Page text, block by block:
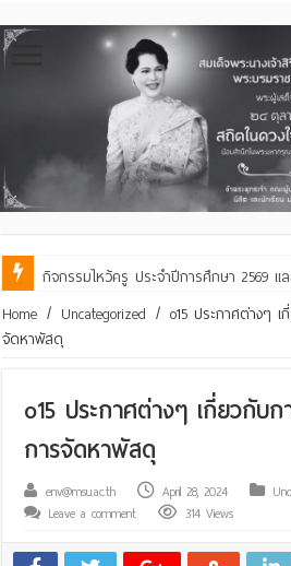
กิจกรรมไหว้ครู ประจำปีการศึกษา 2569
คณะสิ่งแวดล้อมฯ มมส ร่วมสืบสานประเ
Home / Uncategorized / o15 ประกาศต่างๆ
จัดหาพัสดุ
o15 ประกาศต่างๆ เกี่ยวกับ
การจัดหาพัสดุ
env@msu.ac.th April 28, 2024
Leave a comment
314 Views